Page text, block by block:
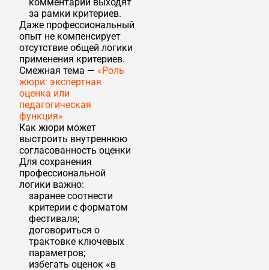
за рамки критериев.
Даже профессиональный
опыт не компенсирует
отсутствие общей логики
применения критериев.
Смежная тема — «Роль
жюри: экспертная
оценка или
педагогическая
функция»
Как жюри может
выстроить внутреннюю
согласованность оценки
Для сохранения
профессиональной
логики важно:
заранее соотнести
критерии с форматом
фестиваля;
договориться о
трактовке ключевых
параметров;
избегать оценок «в